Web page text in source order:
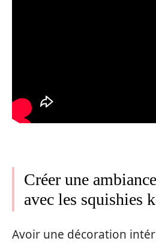
Créer une
avec les squishies
Avoir une décoration